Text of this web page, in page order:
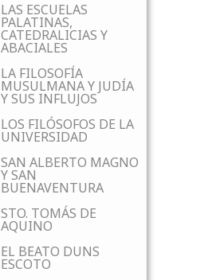
LAS ESCUELAS
PALATINAS,
CATEDRALICIAS Y
ABACIALES
LA FILOSOFÍA
MUSULMANA Y JUDÍA
Y SUS INFLUJOS
LOS FILÓSOFOS DE LA
UNIVERSIDAD
SAN ALBERTO MAGNO
Y SAN
BUENAVENTURA
STO. TOMÁS DE
AQUINO
EL BEATO DUNS
ESCOTO